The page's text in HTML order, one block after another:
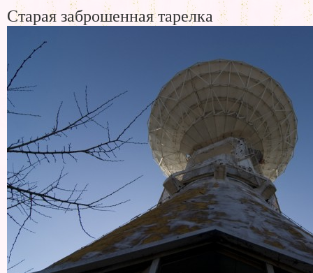
Старая заброшенная тарелка